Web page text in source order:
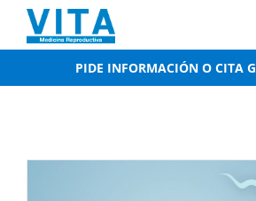
content
PIDE INFORMACIÓN O CITA